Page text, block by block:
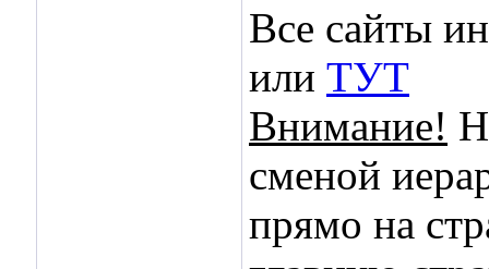
Все сайты
или ТУТ
Внимание!
сменой
прямо на